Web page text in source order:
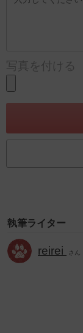
写真を付ける
執筆ライター
reirei さん